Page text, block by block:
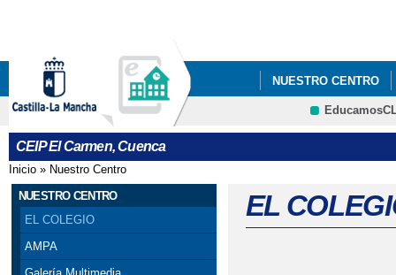
NUESTRO CENTRO
PROYECTO
CEIP El Carmen, Cuenca
Se encuentra usted aquí
Inicio » Nuestro Centro
NUESTRO CENTRO
EL COLEGIO
AMPA
EL